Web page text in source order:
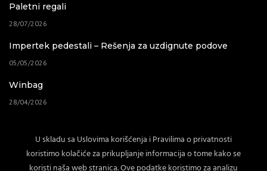
Paletni regali
28/07/2026
Impertek pedestali – Rešenja za uzdignute podove
05/05/2026
Winbag
28/04/2026
02/04/2026U skladu sa Uslovima korišćenja i Pravilima o privatnosti
koristimo kolačiće za prikupljanje informacija o tome kako se